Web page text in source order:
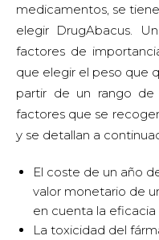
medicamentos, se
elegir DrugAbacus.
factores de
que elegir el peso que
partir de un rango de
factores que se
y se detallan a
El coste de un año
valor monetario de
en cuenta la eficacia
La toxicidad del